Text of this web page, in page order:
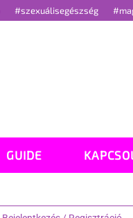
#szexuálisegészség
GUIDE